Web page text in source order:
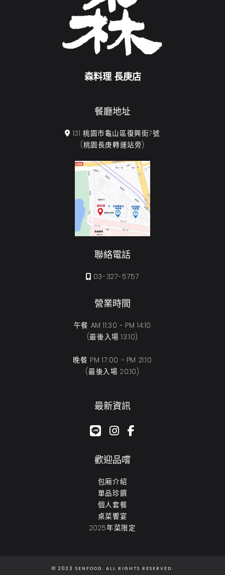
森料理 長庚店
餐廳地址
131 桃園市龜山區復興街7號
(桃園長庚轉運站旁)
聯絡電話
03-327-5757
營業時間
午餐 AM 11:30 ~ PM 14:10
(最後入場 13:10)
晚餐 PM 17:00 ~ PM 21:10
(最後入場 20:10)
最新資訊
google-plus-g
instagram
歡迎品嚐
包廂介紹
單品珍饌
個人套餐
桌菜饗宴
2025年菜限定
© 2023 SENFOOD. ALL RIGHTS RESERVED.